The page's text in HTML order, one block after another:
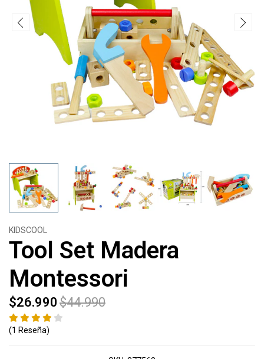
KIDSCOOL
Tool Set Madera
Montessori
$26.990 $44.990
(1 Reseña)